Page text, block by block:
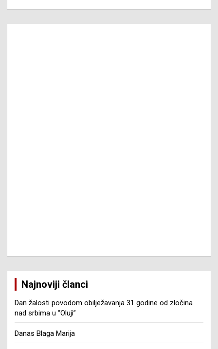
Najnoviji članci
Dan žalosti povodom obilježavanja 31 godine od zločina
nad srbima u “Oluji”
Danas Blaga Marija